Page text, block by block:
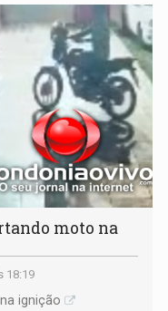
moto na
18:19
ignição